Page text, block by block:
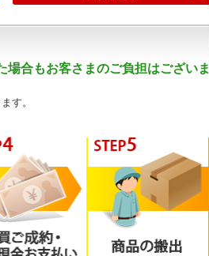
合もお客さまのご負担はございま
す。